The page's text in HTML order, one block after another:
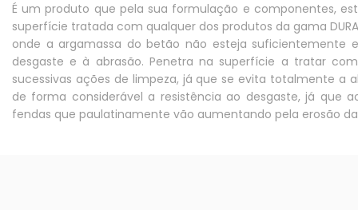
É um produto que pela sua formulação e componentes,
superfície tratada com qualquer dos produtos da gama
onde a argamassa do betão não esteja suficientemente
desgaste e à abrasão. Penetra na superfície a tratar
sucessivas ações de limpeza, já que se evita totalmente a
de forma considerável a resistência ao desgaste, já que
fendas que paulatinamente vão aumentando pela erosão